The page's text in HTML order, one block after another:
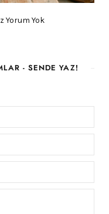
Yorum Yok
- SENDE YAZ!